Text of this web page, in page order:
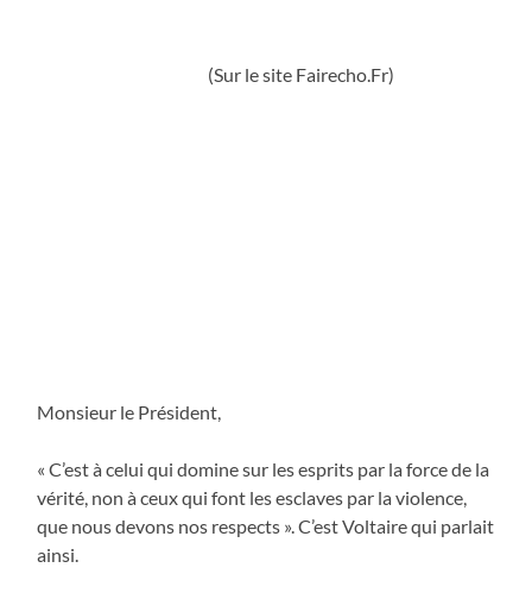
(Sur le site Fairecho.Fr)
Monsieur le Président,
« C’est à celui qui domine sur les esprits par la force de la
vérité, non à ceux qui font les esclaves par la violence,
que nous devons nos respects ». C’est Voltaire qui parlait
ainsi.